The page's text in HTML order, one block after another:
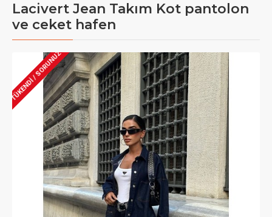
Lacivert Jean Takım Kot pantolon
ve ceket hafen
TÜKENDİ / SORUNUZ